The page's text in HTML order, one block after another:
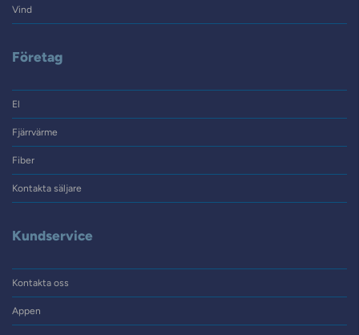
Vind
Företag
El
Fjärrvärme
Fiber
Kontakta säljare
Kundservice
Kontakta oss
Appen